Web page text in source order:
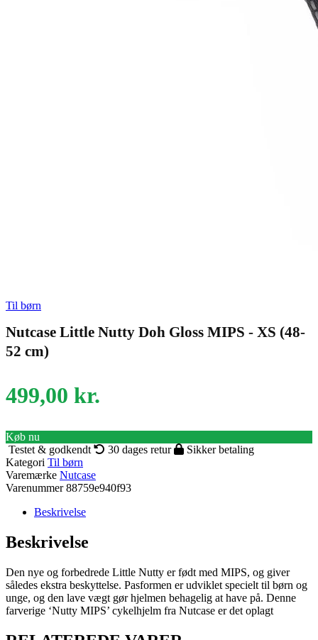
Til børn
Nutcase Little Nutty Doh Gloss MIPS - XS (48-
52 cm)
499,00 kr.
Køb nu
Testet & godkendt
30 dages retur
Sikker betaling
Kategori Til børn
Varemærke Nutcase
Varenummer 88759e940f93
Beskrivelse
Beskrivelse
Den nye og forbedrede Little Nutty er født med MIPS, og giver
således ekstra beskyttelse. Pasformen er udviklet specielt til børn og
unge, og den lave vægt gør hjelmen behagelig at have på. Denne
farverige ‘Nutty MIPS’ cykelhjelm fra Nutcase er det oplagt